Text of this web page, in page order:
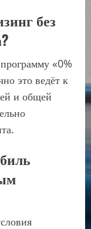
без
«0%
это ведёт к
и общей